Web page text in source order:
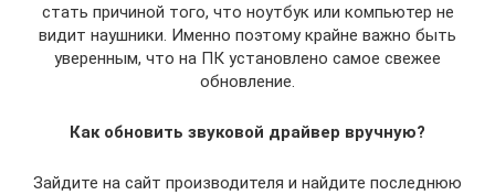
стать причиной того, что ноутбук или компьютер не
видит наушники. Именно поэтому крайне важно быть
уверенным, что на ПК установлено самое свежее
обновление.
Как обновить звуковой драйвер вручную?
Зайдите на сайт производителя и найдите последнюю